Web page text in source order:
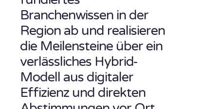
Branchenwissen in der
Region ab und realisieren
die Meilensteine über ein
verlässliches Hybrid-
Modell aus digitaler
Effizienz und direkten